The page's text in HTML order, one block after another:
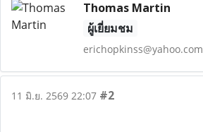
Thomas Martin
ผู้เยี่ยมชม
erichopkinss@yahoo.com
11 มิ.ย. 2569 22:07 #2